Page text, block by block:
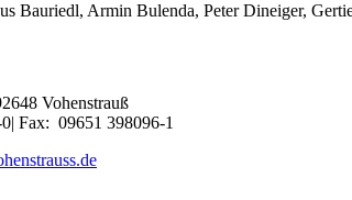
Bauriedl, Armin Bulenda, Peter Dineiger,
Vohenstrauß
Fax: 09651 398096-1